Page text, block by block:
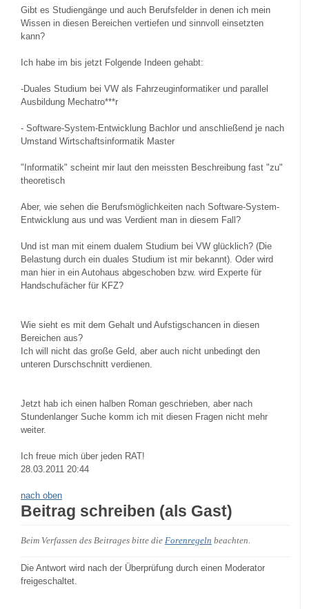
Gibt es Studiengänge und auch Berufsfelder in denen ich mein
Wissen in diesen Bereichen vertiefen und sinnvoll einsetzten
kann?
Ich habe im bis jetzt Folgende Indeen gehabt:
-Duales Studium bei VW als Fahrzeuginformatiker und parallel
Ausbildung Mechatro***r
- Software-System-Entwicklung Bachlor und anschließend je nach
Umstand Wirtschaftsinformatik Master
"Informatik" scheint mir laut den meissten Beschreibung fast "zu"
theoretisch
Aber, wie sehen die Berufsmöglichkeiten nach Software-System-
Entwicklung aus und was Verdient man in diesem Fall?
Und ist man mit einem dualem Studium bei VW glücklich? (Die
Belastung durch ein duales Studium ist mir bekannt). Oder wird
man hier in ein Autohaus abgeschoben bzw. wird Experte für
Handschufächer für KFZ?
Wie sieht es mit dem Gehalt und Aufstigschancen in diesen
Bereichen aus?
Ich will nicht das große Geld, aber auch nicht unbedingt den
unteren Durschschnitt verdienen.
Jetzt hab ich einen halben Roman geschrieben, aber nach
Stundenlanger Suche komm ich mit diesen Fragen nicht mehr
weiter.
Ich freue mich über jeden RAT!
28.03.2011 20:44
nach oben
Beitrag schreiben (als Gast)
Beim Verfassen des Beitrages bitte die Forenregeln beachten.
Die Antwort wird nach der Überprüfung durch einen Moderator
freigeschaltet.